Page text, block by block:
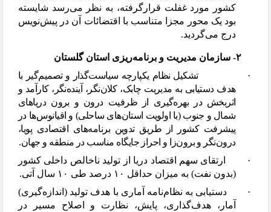
کشور مورد غفلت قرارگرفته، به نظر میرسد شایسته
بود یک محور مجزا متناسب با اقتضائات آن در پیشنویس
درج میگردید.
۲- سازمان مدیریت و برنامه ریزی استان گلستان
· تشکیل نظام یکپارچه سیاستگذار و تصمیمگیر با
هدف دستیابی به مدیریت چابک، کلاننگر، آیندهنگر، کارآمد و
اثربخش در بهرهگیری از ظرفیت درون و برون دریاهای
شمال و جنوب (با اولویت استانهای ساحلی) و اقیانوسها در
پیشرفت کشور از طریق تدوین برنامههای اقتصادی پویا،
دروننگر و برونزا و احراز جایگاه مناسب در منطقه و جهان.
· ارتقای سهم اقتصاد دریا از تولید ناخالص داخلی کشور
(بدون نفت) به میزان حداقل ۱۰ درصد طی ۱۰ سال آتی.
· دستیابی به نظامنامه آماری با هدف تولید (اندازهگیری)
آمار، هدفگذاری، پایش، نظارت و اصلاح مسیر در